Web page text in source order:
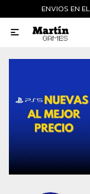
ENVIOS EN

Consolas nuevas
Consolas